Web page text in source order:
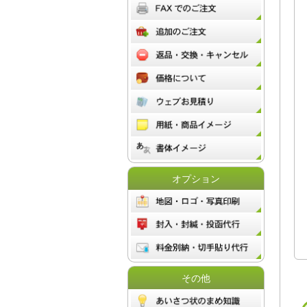
オプション
その他